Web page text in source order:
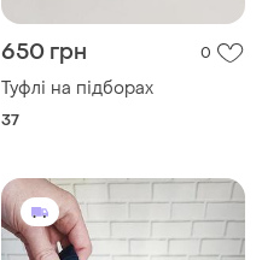
650 грн 0
Туфлі на підборах
37